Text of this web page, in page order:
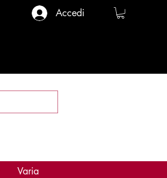
Accedi
Varia